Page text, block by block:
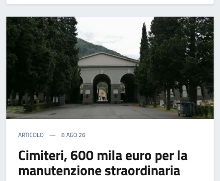
ARTICOLO 8 AGO 26
Cimiteri, 600 mila euro per la
manutenzione straordinaria